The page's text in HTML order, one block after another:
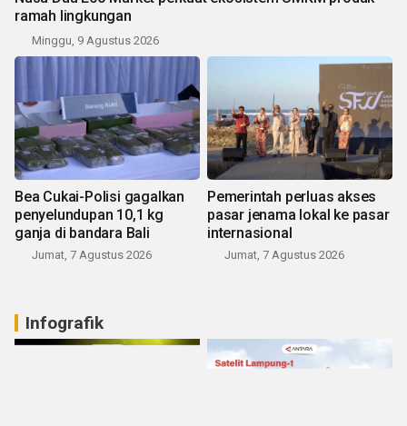
ramah lingkungan
Minggu, 9 Agustus 2026
Bea Cukai-Polisi gagalkan
penyelundupan 10,1 kg
ganja di bandara Bali
Jumat, 7 Agustus 2026
Pemerintah perluas akses
pasar jenama lokal ke pasar
internasional
Jumat, 7 Agustus 2026
Infografik